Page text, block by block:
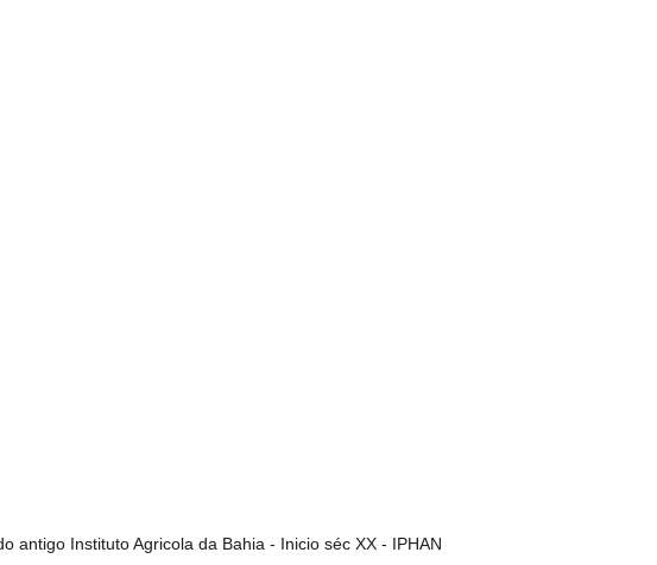
antigo Instituto Agricola da Bahia - Inicio séc XX - IPHAN